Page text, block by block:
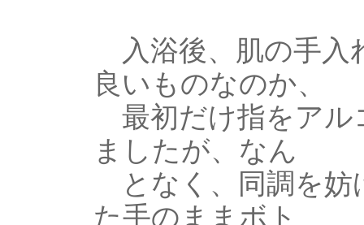
入浴後、肌の手入
良いものなのか、
最初だけ指をアル
ましたが、なん
となく、同調を妨
た手のままボト